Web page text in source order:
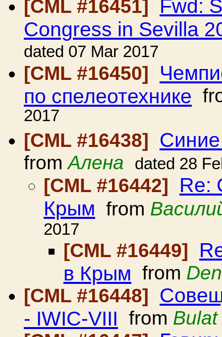
[CML #16451] Fwd:
Congress in Sevilla
dated 07 Mar 2017
[CML #16450]
по спелеотехнике
2017
[CML #16438]
fromАлена dated 28
[CML #16442]
Re:
Крым from
2017
[CML #16449]
в Крым from
[CML #16448]
- IWIC-VIII from